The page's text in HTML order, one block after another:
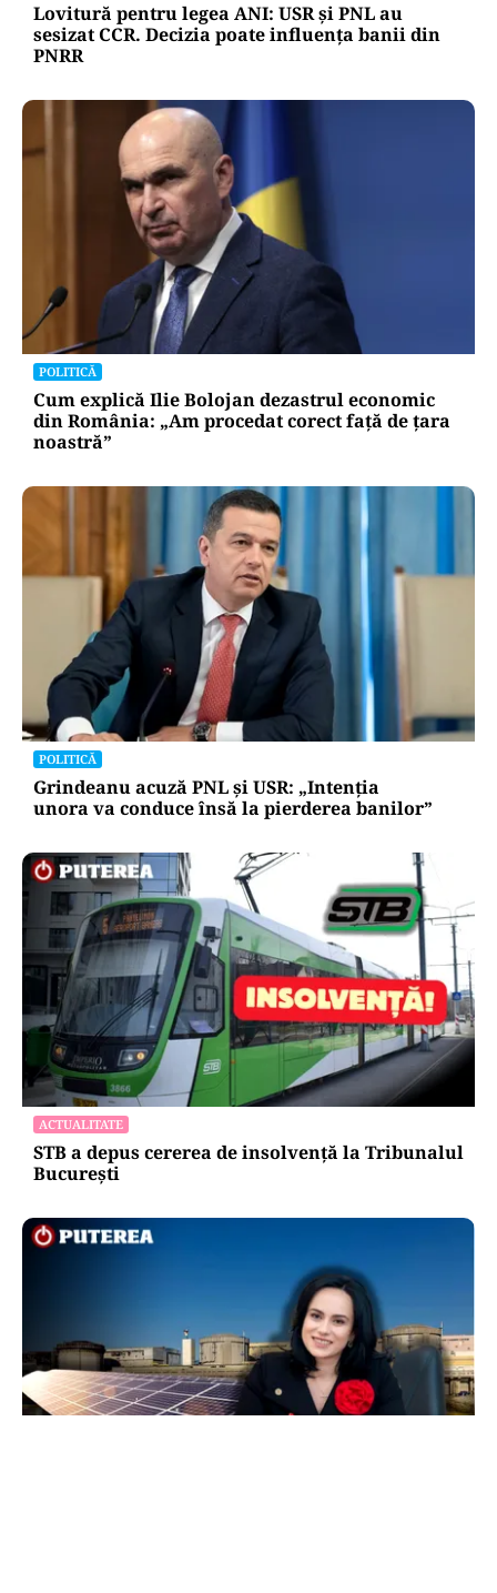
Lovitură pentru legea ANI: USR și PNL au
sesizat CCR. Decizia poate influența banii din
PNRR
POLITICĂ
Cum explică Ilie Bolojan dezastrul economic
din România: „Am procedat corect față de țara
noastră”
POLITICĂ
Grindeanu acuză PNL și USR: „Intenția
unora va conduce însă la pierderea banilor”
ACTUALITATE
STB a depus cererea de insolvență la Tribunalul
București